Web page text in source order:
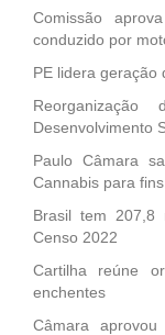
Comissão
conduzido por
PE lidera geração
Desenvolvimento
Paulo Câmara
Cannabis para
Brasil tem 207,8
Censo 2022
Cartilha reúne
enchentes
Câmara